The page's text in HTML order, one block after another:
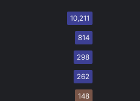
10,211
814
298
262
148